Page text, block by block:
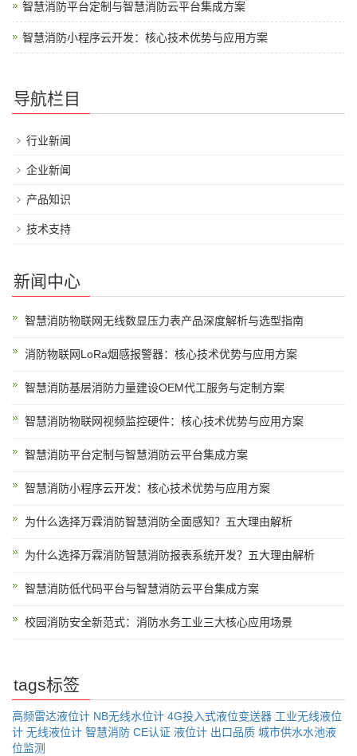
智慧消防平台定制与智慧消防云平台集成方案
智慧消防小程序云开发：核心技术优势与应用方案
导航栏目
行业新闻
企业新闻
产品知识
技术支持
新闻中心
智慧消防物联网无线数显压力表产品深度解析与选型指南
消防物联网LoRa烟感报警器：核心技术优势与应用方案
智慧消防基层消防力量建设OEM代工服务与定制方案
智慧消防物联网视频监控硬件：核心技术优势与应用方案
智慧消防平台定制与智慧消防云平台集成方案
智慧消防小程序云开发：核心技术优势与应用方案
为什么选择万霖消防智慧消防全面感知？五大理由解析
为什么选择万霖消防智慧消防报表系统开发？五大理由解析
智慧消防低代码平台与智慧消防云平台集成方案
校园消防安全新范式：消防水务工业三大核心应用场景
tags标签
高频雷达液位计 NB无线水位计 4G投入式液位变送器 工业无线液位
计 无线液位计 智慧消防 CE认证 液位计 出口品质 城市供水水池液
位监测